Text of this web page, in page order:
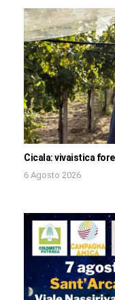
Cicala: vivaistica
6 Agosto 2026